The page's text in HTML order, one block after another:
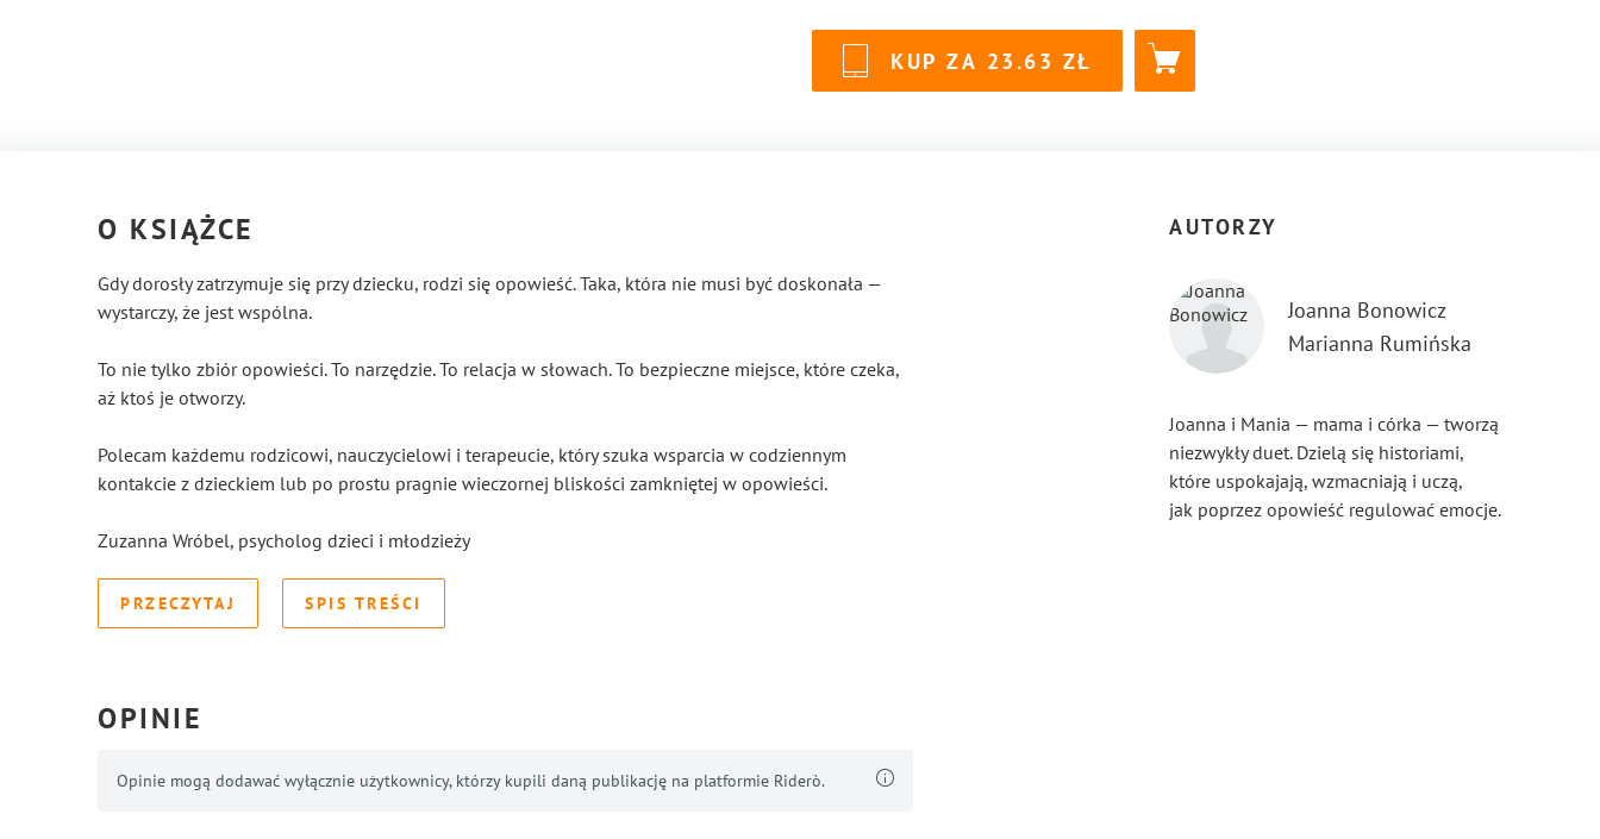
KUP ZA 23.63
O KSIĄŻCE
Gdy dorosły zatrzymuje się przy dziecku, rodzi się opowieść. Taka, która nie musi być doskonała —
wystarczy, że jest wspólna.
To nie tylko zbiór opowieści. To narzędzie. To relacja w słowach. To bezpieczne miejsce, które czeka,
aż ktoś je otworzy.
Polecam każdemu rodzicowi, nauczycielowi i terapeucie, który szuka wsparcia w codziennym
kontakcie z dzieckiem lub po prostu pragnie wieczornej bliskości zamkniętej w opowieści.
Zuzanna Wróbel, psycholog dzieci i młodzieży
PRZECZYTAJ SPIS TREŚCI
OPINIE
Opinie mogą dodawać wyłącznie użytkownicy, którzy kupili daną publikację na platformie Riderò.
AUTORZY
Joanna Bonowicz
Marianna Rumińska
Joanna i Mania — mama i córka — tworzą
niezwykły duet. Dzielą się historiami,
które uspokajają, wzmacniają i uczą,
jak poprzez opowieść regulować emocje.